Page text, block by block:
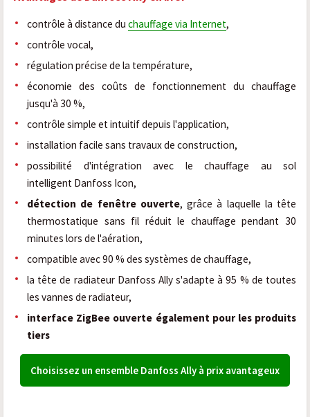
contrôle à distance du chauffage via Internet,
contrôle vocal,
régulation précise de la température,
économie des coûts de fonctionnement du chauffage
jusqu'à 30 %,
contrôle simple et intuitif depuis l'application,
installation facile sans travaux de construction,
possibilité d'intégration avec le chauffage au sol
intelligent Danfoss Icon,
détection de fenêtre ouverte, grâce à laquelle la tête
thermostatique sans fil réduit le chauffage pendant 30
minutes lors de l'aération,
compatible avec 90 % des systèmes de chauffage,
la tête de radiateur Danfoss Ally s'adapte à 95 % de toutes
les vannes de radiateur,
interface ZigBee ouverte également pour les produits
tiers
Choisissez un ensemble Danfoss Ally à prix avantageux